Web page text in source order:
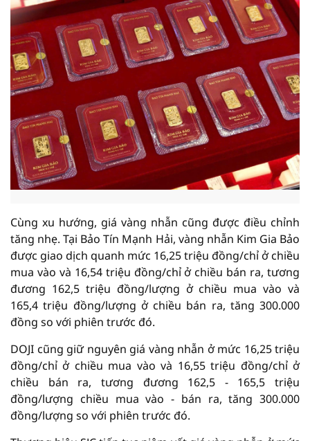
Cùng xu hướng, giá vàng nhẫn cũng được điều chỉnh
tăng nhẹ. Tại Bảo Tín Mạnh Hải, vàng nhẫn Kim Gia Bảo
được giao dịch quanh mức 16,25 triệu đồng/chỉ ở chiều
mua vào và 16,54 triệu đồng/chỉ ở chiều bán ra, tương
đương 162,5 triệu đồng/lượng ở chiều mua vào và
165,4 triệu đồng/lượng ở chiều bán ra, tăng 300.000
đồng so với phiên trước đó.
DOJI cũng giữ nguyên giá vàng nhẫn ở mức 16,25 triệu
đồng/chỉ ở chiều mua vào và 16,55 triệu đồng/chỉ ở
chiều bán ra, tương đương 162,5 - 165,5 triệu
đồng/lượng chiều mua vào - bán ra, tăng 300.000
đồng/lượng so với phiên trước đó.